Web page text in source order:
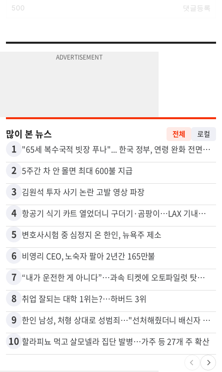
많이 본 뉴스
1
2 5주간 차 안 몰면 최대 600불 지급
3 김원석 투자 사기 논란 고발 영상 파장
4
5 변호사시험 중 심정지 온 한인, 뉴욕주 제소
6 비영리 CEO, 노숙자 팔아 2년간 165만불
7
8 취업 잘되는 대학 1위는?…하버드 3위
9 한인 남성, 처형 상대로 성범죄…"선처해줬더니 배신자 취급"
할라피뇨 먹고 살모넬라 집단 발병…가주 등 27개 주 확산